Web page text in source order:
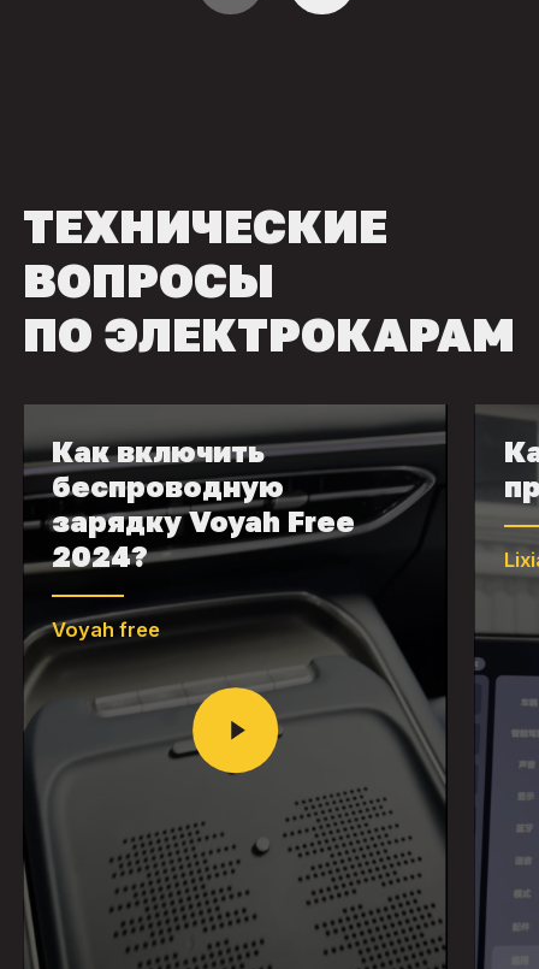
ТЕХНИЧЕСКИЕ
ВОПРОСЫ
ПО ЭЛЕКТРОКАРАМ
Как включить
беспроводную
зарядку Voyah Free
2024?
Voyah free